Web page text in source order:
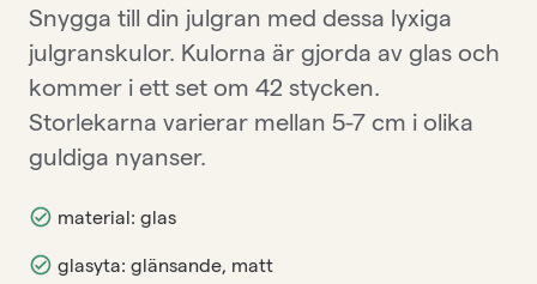
Snygga till din julgran med dessa lyxiga
julgranskulor. Kulorna är gjorda av glas och
kommer i ett set om 42 stycken.
Storlekarna varierar mellan 5-7 cm i olika
guldiga nyanser.
material: glas
glasyta: glänsande, matt